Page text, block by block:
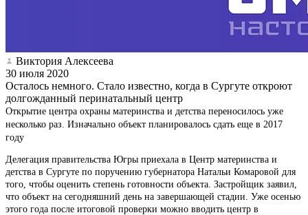
Виктория Алексеева
30 июля 2020
Осталось немного. Стало известно, когда в Сургуте откроют
долгожданный перинатальный центр
Открытие центра охраны материнства и детства переносилось уже
несколько раз. Изначально объект планировалось сдать еще в 2017
году
Делегация правительства Югры приехала в Центр материнства и
детства в Сургуте по поручению губернатора Натальи Комаровой для
того, чтобы оценить степень готовности объекта. Застройщик заявил,
что объект на сегодняшний день на завершающей стадии. Уже осенью
этого года после итоговой проверки можно вводить центр в